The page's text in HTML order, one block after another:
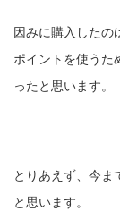
因みに購入した
ポイントを使うた
ったと思います。
とりあえず、今ま
と思います。